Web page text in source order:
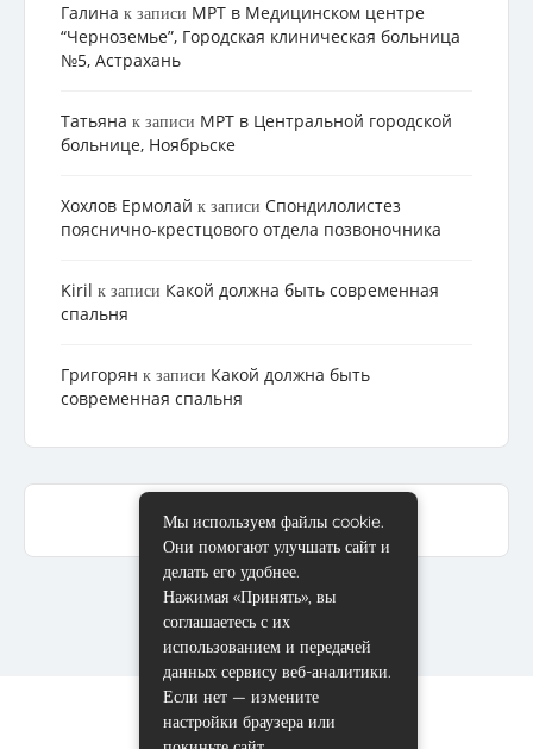
Галина к записи МРТ в Медицинском центре
“Черноземье”, Городская клиническая больница
№5, Астрахань
Татьяна к записи МРТ в Центральной городской
больнице, Ноябрьске
Хохлов Ермолай к записи Cпондилолистез
пояснично-крестцового отдела позвоночника
Kiril к записи Какой должна быть современная
спальня
Григорян к записи Какой должна быть
современная спальня
Мы используем файлы cookie.
Они помогают улучшать сайт и
делать его удобнее.
Нажимая «Принять», вы
соглашаетесь с их
использованием и передачей
данных сервису веб-аналитики.
Если нет — измените
настройки браузера или